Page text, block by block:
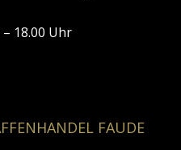
18.00 Uhr
FAUDE